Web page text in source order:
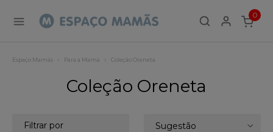
0
ITEMS
Espaço Mamãs Para a Mamã Coleção Oreneta
Coleção Oreneta
Sugestão
Filtrar por